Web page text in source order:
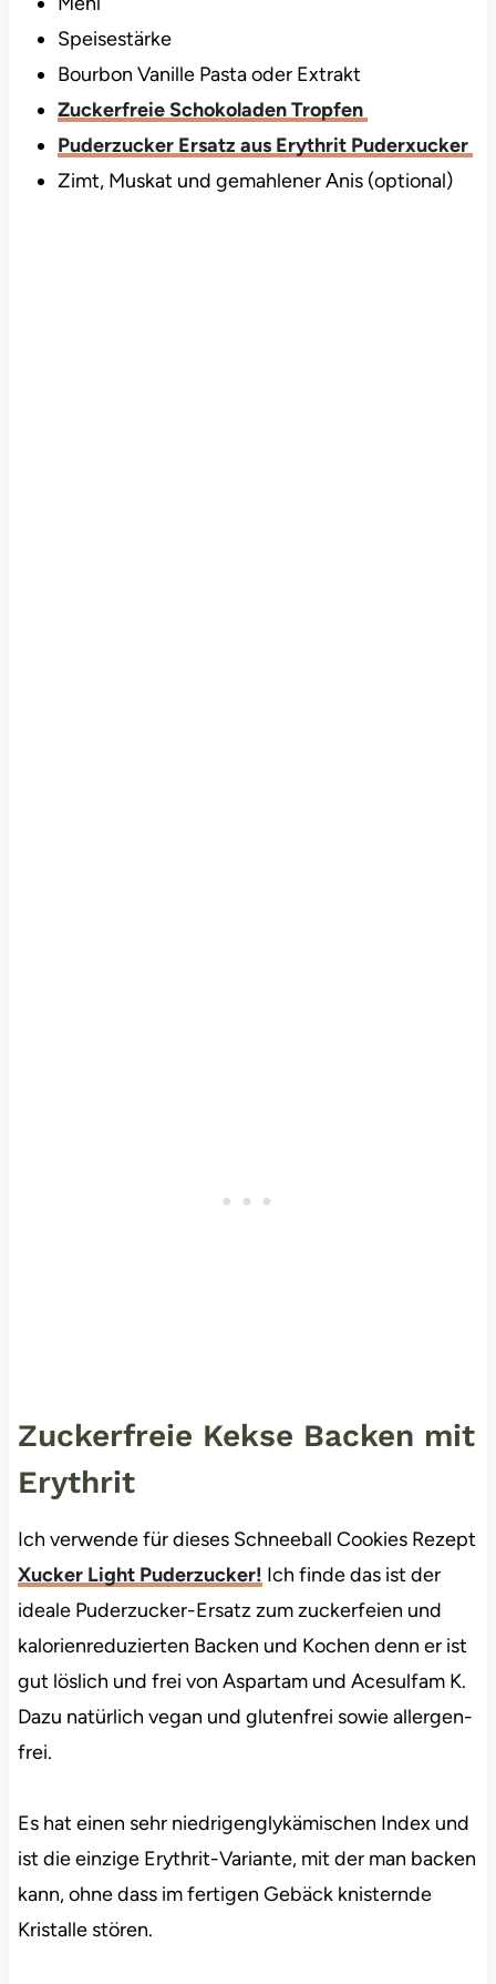
Speisestärke
Bourbon Vanille Pasta oder Extrakt
Zuckerfreie Schokoladen Tropfen
Puderzucker Ersatz aus Erythrit Puderxucker
Zimt, Muskat und gemahlener Anis (optional)
Zuckerfreie Kekse Backen mit
Erythrit
Ich verwende für dieses Schneeball Cookies Rezept
Xucker Light Puderzucker! Ich finde das ist der
ideale Puderzucker-Ersatz zum zuckerfeien und
kalorienreduzierten Backen und Kochen denn er ist
gut löslich und frei von Aspartam und Acesulfam K.
Dazu natürlich vegan und glutenfrei sowie allergen-
frei.
Es hat einen sehr niedrigenglykämischen Index und
ist die einzige Erythrit-Variante, mit der man backen
kann, ohne dass im fertigen Gebäck knisternde
Kristalle stören.